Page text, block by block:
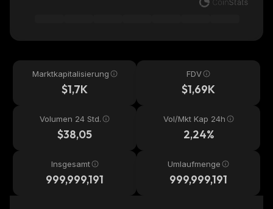
Marktkapitalisierung
$1,7K
FDV
$1,69K
Volumen 24 Std.
$38,05
Vol/Mkt Kap 24h
2,24%
Insgesamt
999,999,191
Umlaufmenge
999,999,191